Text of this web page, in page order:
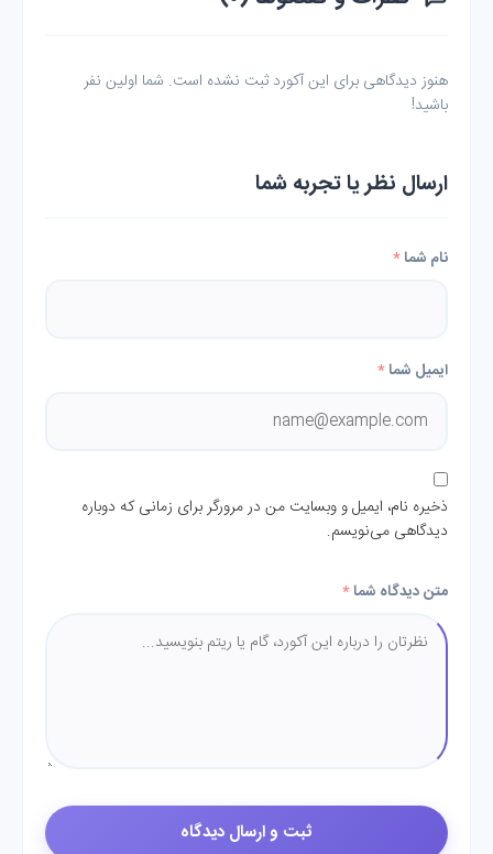
هنوز دیدگاهی برای این آکورد ثبت نشده است. شما اولین نفر
باشید!
ارسال نظر یا تجربه شما
نام شما*
ایمیل شما*
ذخیره نام، ایمیل و وبسایت من در مرورگر برای زمانی که دوباره
دیدگاهی می‌نویسم.
متن دیدگاه شما*